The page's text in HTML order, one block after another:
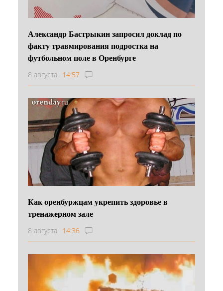
Александр Бастрыкин запросил доклад по
факту травмирования подростка на
футбольном поле в Оренбурге
8 августа 14:57
Как оренбуржцам укрепить здоровье в
тренажерном зале
8 августа 14:36